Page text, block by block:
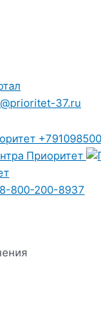
37.ru
8-800-200-8937